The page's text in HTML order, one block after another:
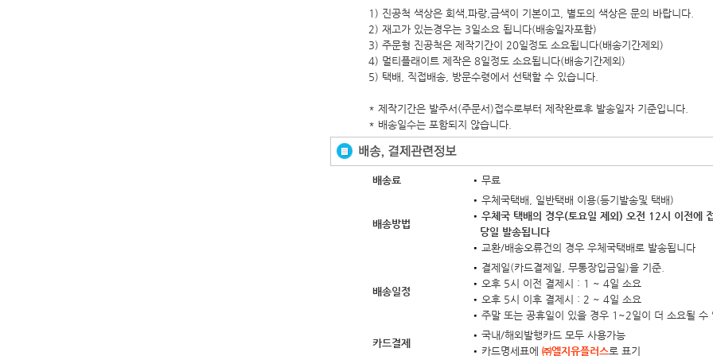
1) 진공척 색상은 회색,파랑,금색이 기본이고, 별도의 색상은 문의 바랍니다.
2) 재고가 있는경우는 3일소요 됩니다(배송일자포함)
3) 주문형 진공척은 제작기간이 20일정도 소요됩니다(배송기간제외)
4) 멀티플래이트 제작은 8일정도 소요됩니다(배송기간제외)
5) 택배, 직접배송, 방문수령에서 선택할 수 있습니다.
* 제작기간은 발주서(주문서)접수로부터 제작완료후 발송일자 기준입니다.
* 배송일수는 포함되지 않습니다.
배송료 무료
배송방법
우체국택배, 일반택배 이용(등기발송및 택배)
우체국 택배의 경우(토요일 제외) 오전 12시 이전에
당일 발송됩니다
교환/배송오류건의 경우 우체국택배로 발송됩니다
배송일정
결제일(카드결제일, 무통장입금일)을 기준.
오후 5시 이전 결제시 : 1 ~ 4일 소요
오후 5시 이후 결제시 : 2 ~ 4일 소요
주말 또는 공휴일이 있을 경우 1~2일이 더 소요될 수
카드결제
국내/해외발행카드 모두 사용가능
카드명세표에 ㈜엘지유플러스로 표기